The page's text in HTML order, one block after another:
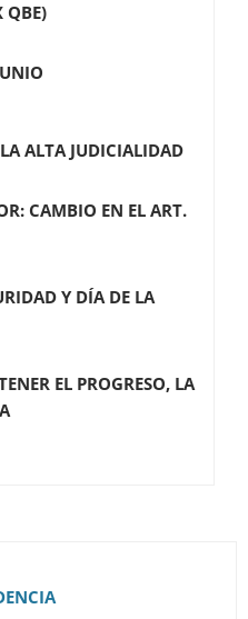
QBE)
ALTA JUDICIALIDAD
CAMBIO EN EL ART.
Y DÍA DE LA
EL PROGRESO, LA